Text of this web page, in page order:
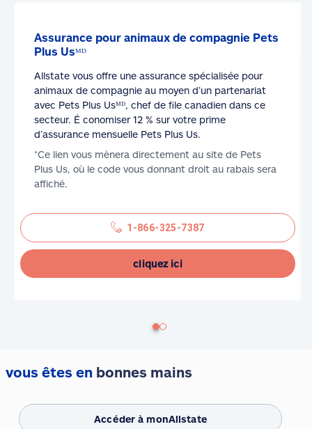
Assurance pour animaux de compagnie Pets
Plus Usᴹᴰ
Allstate vous offre une assurance spécialisée pour
animaux de compagnie au moyen d’un partenariat
avec Pets Plus Usᴹᴰ, chef de file canadien dans ce
secteur. É conomiser 12 % sur votre prime
d’assurance mensuelle Pets Plus Us.
*Ce lien vous mènera directement au site de Pets
Plus Us, où le code vous donnant droit au rabais sera
affiché.
1-866-325-7387
cliquez ici
vous êtes en bonnes mains
Accéder à monAllstate